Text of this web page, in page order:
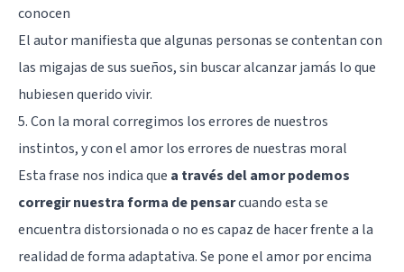
conocen
El autor manifiesta que algunas personas se contentan con
las migajas de sus sueños, sin buscar alcanzar jamás lo que
hubiesen querido vivir.
5. Con la moral corregimos los errores de nuestros
instintos, y con el amor los errores de nuestras moral
Esta frase nos indica que a través del amor podemos
corregir nuestra forma de pensarcuando esta se
encuentra distorsionada o no es capaz de hacer frente a la
realidad de forma adaptativa. Se pone el amor por encima